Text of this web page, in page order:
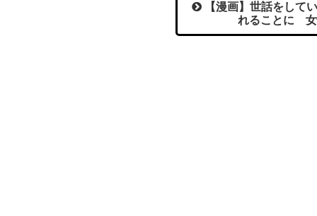
【漫画】世話をして
れることに